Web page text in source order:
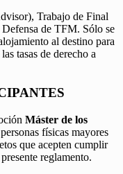
Trabajo de Final
de TFM. Sólo se
al destino para
tasas de derecho a
Máster de los
físicas mayores
que acepten cumplir
reglamento.